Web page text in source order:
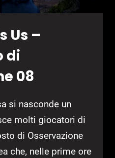
Us –
di
08
si nasconde un
molti giocatori di
di Osservazione
che, nelle prime ore